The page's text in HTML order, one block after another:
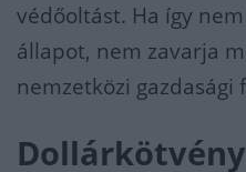
védőoltást. Ha így
állapot, nem zavarja
nemzetközi gazdasági